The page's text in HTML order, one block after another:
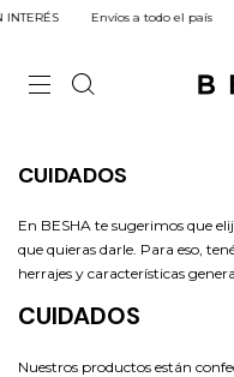
Envíos a todo el país
CUIDADOS
En BESHA te sugerimos que
que quieras darle. Para eso,
herrajes y características
CUIDADOS
Nuestros productos están